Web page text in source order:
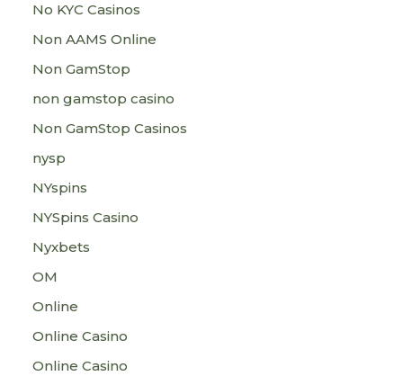
No KYC Casinos
Non AAMS Online
Non GamStop
non gamstop casino
Non GamStop Casinos
nysp
NYspins
NYSpins Casino
Nyxbets
OM
Online
Online Casino
Online Casino